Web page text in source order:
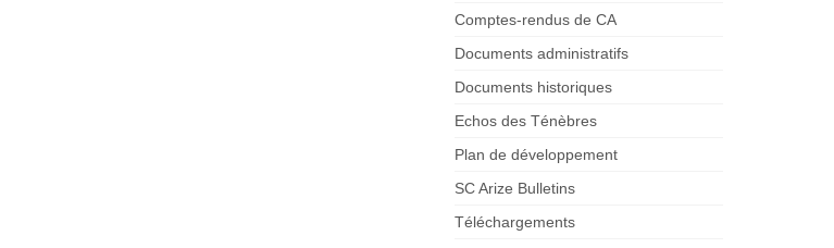
Comptes-rendus de CA
Documents administratifs
Documents historiques
Echos des Ténèbres
Plan de développement
SC Arize Bulletins
Téléchargements